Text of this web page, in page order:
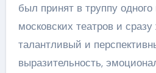
был принят в труппу
московских театров и
талантливый и
выразительность,